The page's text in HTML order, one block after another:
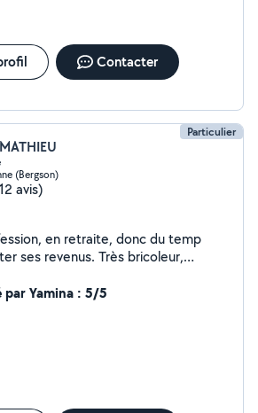
rapide garantie !
Contacter
Particulier
(Bergson)
avis)
en retraite, donc du temp
ses revenus. Très bricoleur,
par Yamina : 5/5